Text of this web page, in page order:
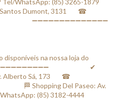
WhatsApp: (85) 3265-1879⠀⠀
Santos Dumont, 3131⠀⠀ ☎
➖➖➖➖➖➖➖➖➖➖➖➖➖➖